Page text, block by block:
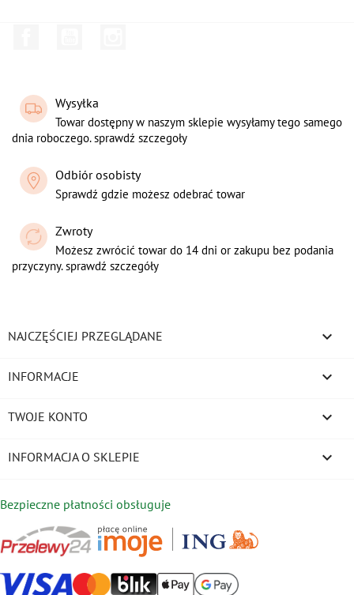
Wysyłka
Towar dostępny w naszym sklepie wysyłamy tego samego
dnia roboczego. sprawdź szczegoły
Odbiór osobisty
Sprawdź gdzie możesz odebrać towar
Zwroty
Możesz zwrócić towar do 14 dni or zakupu bez podania
przyczyny. sprawdź szczegóły
NAJCZĘŚCIEJ PRZEGLĄDANE 
INFORMACJE 
TWOJE KONTO 
INFORMACJA O SKLEPIE keyboard_arrow_down
Bezpieczne płatności obsługuje